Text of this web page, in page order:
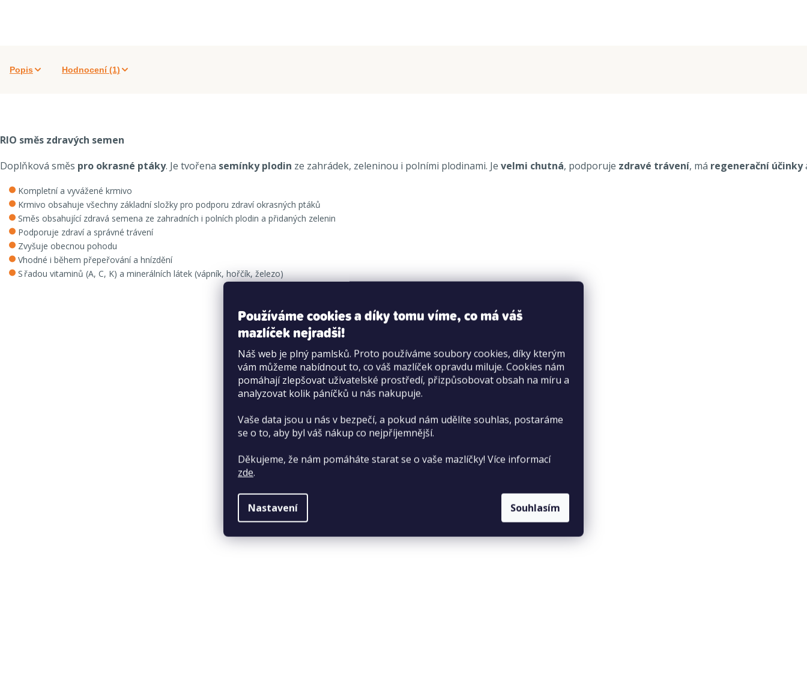
Používáme cookies a díky tomu víme, co má váš
mazlíček nejradši!
Náš web je plný pamlsků. Proto používáme soubory cookies, díky kterým
vám můžeme nabídnout to, co váš mazlíček opravdu miluje. Cookies nám
pomáhají zlepšovat uživatelské prostředí, přizpůsobovat obsah na míru a
analyzovat kolik páníčků u nás nakupuje.
Vaše data jsou u nás v bezpečí, a pokud nám udělíte souhlas, postaráme
se o to, aby byl váš nákup co nejpříjemnější.
Děkujeme, že nám pomáháte starat se o vaše mazlíčky! Více informací
zde.
Nastavení Souhlasím
Popis Hodnocení (1)
RIO směs zdravých semen
Doplňková směs pro okrasné ptáky. Je tvořena semínky plodin ze zahrádek, zeleninou i polními plodinami. Je velmi chutná, podporuje zdravé trávení, má regenerační účinky
Kompletní a vyvážené krmivo
Krmivo obsahuje všechny základní složky pro podporu zdraví okrasných ptáků
Směs obsahující zdravá semena ze zahradních i polních plodin a přidaných zelenin
Podporuje zdraví a správné trávení
Zvyšuje obecnou pohodu
Vhodné i během přepeřování a hnízdění
S řadou vitaminů (A, C, K) a minerálních látek (vápník, hořčík, železo)